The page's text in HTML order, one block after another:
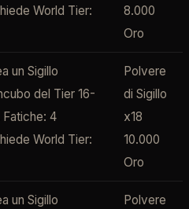
World Tier:
8.000
Oro
un Sigillo
del Tier 16-
Fatiche: 4
World Tier:
Polvere
di Sigillo
x18
10.000
Oro
un Sigillo
Polvere